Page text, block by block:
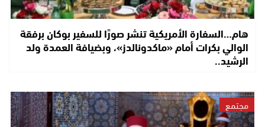
هام…السفارة الأمريكية تنشر صورًا للسفير بوكان برفقة
الوالي بكرات أمام «ماكدونالدز»، وبضيافة العمدة ولد
الرشيد..
مجتمع